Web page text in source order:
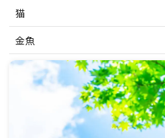
猫
金魚